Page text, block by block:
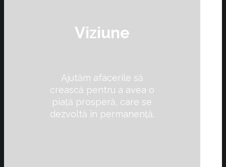
Viziune
Ajutăm afacerile să
crească pentru a avea o
piață prosperă, care se
dezvoltă în permanență.